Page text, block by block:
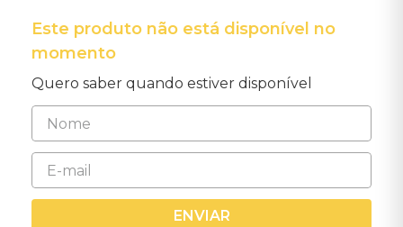
Este produto não está disponível no
momento
Quero saber quando estiver disponível
ENVIAR